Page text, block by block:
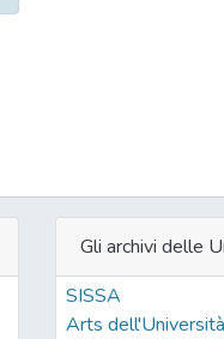
Gli archivi delle
SISSA
Arts